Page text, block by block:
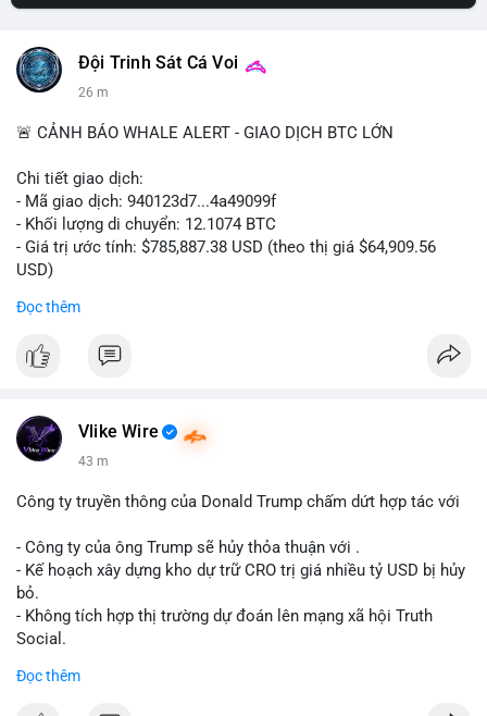
Đội Trinh Sát Cá Voi
26 m
🚨 CẢNH BÁO WHALE ALERT - GIAO DỊCH BTC LỚN
Chi tiết giao dịch:
- Mã giao dịch: 940123d7...4a49099f
- Khối lượng di chuyển: 12.1074 BTC
- Giá trị ước tính: $785,887.38 USD (theo thị giá $64,909.56
USD)
Khối lượng 12.1 BTC tương đương gần 786 nghìn USD được di
Động thái này có thể là bước chuẩn bị thanh khoản để bán ra,
hoặc tái phân bổ tài sản giữa các ví nóng nhằm tối ưu phí giao
thấy cá voi đang thăm dò thanh khoản thị trường trước khi có
Lời khuyên cho nhà đầu tư nhỏ lẻ: Theo dõi xác nhận giao dịch
và dòng tiền tiếp theo từ ví nguồn. Khối lượng này chưa đủ tạo
áp lực bán mạnh, nhưng nếu xuất hiện thêm 2-3 giao dịch
tương tự trong 24 giờ tới, khả năng cao là sóng điều chỉnh
ở vùng giá hiện tại.
Đọc thêm
Vlike Wire
43 m
Công ty truyền thông của Donald Trump chấm dứt hợp tác với
- Công ty của ông Trump sẽ hủy thỏa thuận với .
- Kế hoạch xây dựng kho dự trữ CRO trị giá nhiều tỷ USD bị hủy
bỏ.
- Không tích hợp thị trường dự đoán lên mạng xã hội Truth
Social.
#binancesquare
Đọc thêm